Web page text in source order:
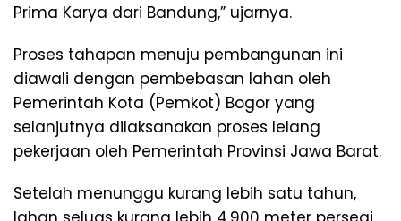
Prima Karya dari Bandung,” ujarnya.
Proses tahapan menuju pembangunan ini
diawali dengan pembebasan lahan oleh
Pemerintah Kota (Pemkot) Bogor yang
selanjutnya dilaksanakan proses lelang
pekerjaan oleh Pemerintah Provinsi Jawa Barat.
Setelah menunggu kurang lebih satu tahun,